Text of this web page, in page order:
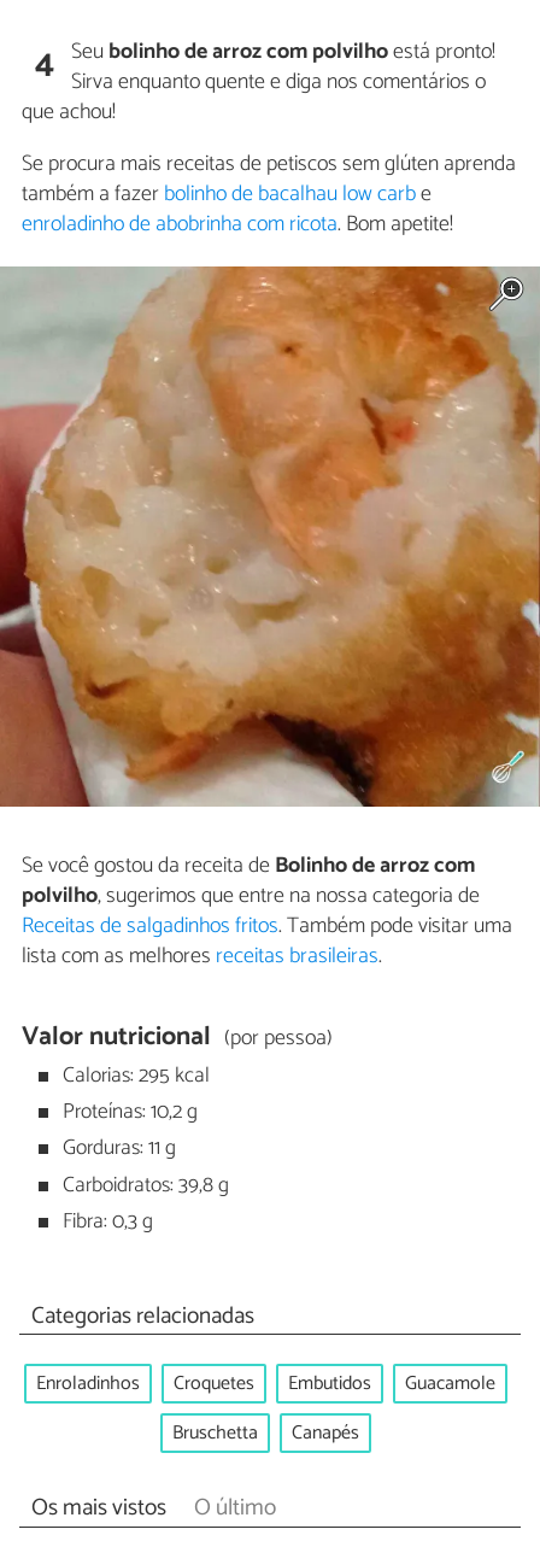
4 Seubolinho de arroz com polvilhoestá pronto!
Sirva enquanto quente e diga nos comentários o
que achou!
Se procura mais receitas de petiscos sem glúten aprenda
também a fazerbolinho de bacalhau low carbe
enroladinho de abobrinha com ricota. Bom apetite!
Se você gostou da receita deBolinho de arroz com
polvilho, sugerimos que entre na nossa categoria de
Receitas de salgadinhos fritos. Também pode visitar uma
lista com as melhores receitas brasileiras.
Valor nutricional (por pessoa)
Calorias: 295 kcal
Proteínas: 10,2 g
Gorduras: 11 g
Carboidratos: 39,8 g
Fibra: 0,3 g
Categorias relacionadas
Enroladinhos Croquetes Embutidos
Guacamole
Bruschetta
Canapés
Os mais vistos O último